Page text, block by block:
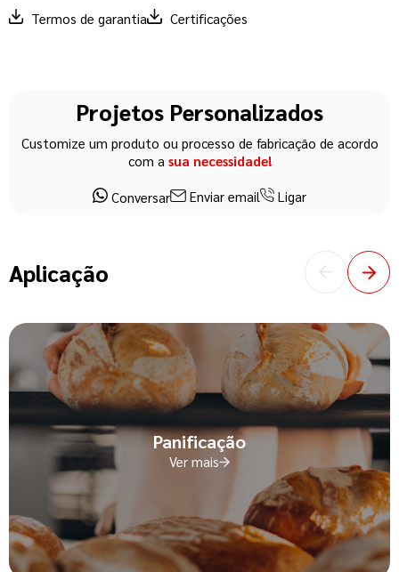
Termos de garantia Certificações
Projetos Personalizados
Customize um produto ou processo de fabricação de acordo
com a sua necessidade!
Conversar Enviar email Ligar
Aplicação
Panificação
Ver mais